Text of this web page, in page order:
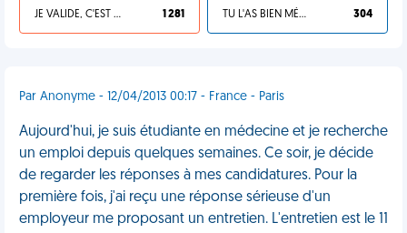
JE VALIDE, C'EST UNE VDM 1 281 TU L'AS BIEN MÉRITÉ 304
Par Anonyme - 12/04/2013 00:17 - France - Paris
Aujourd'hui, je suis étudiante en médecine et je recherche
un emploi depuis quelques semaines. Ce soir, je décide
de regarder les réponses à mes candidatures. Pour la
première fois, j'ai reçu une réponse sérieuse d'un
employeur me proposant un entretien. L'entretien est le 11